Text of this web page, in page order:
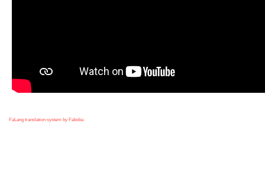
FaLang translation system by Faboba